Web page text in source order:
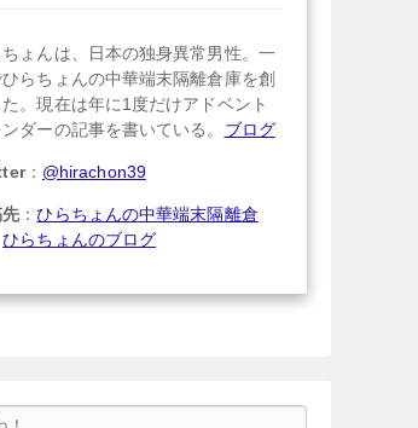
ょんは、日本の独身異常男性。一
ひらちょんの中華端末隔離倉庫を創
。現在は年に1度だけアドベント
ダーの記事を書いている。 ブログ
： @hirachon39
：ひらちょんの中華端末隔離倉
ひらちょんのブログ